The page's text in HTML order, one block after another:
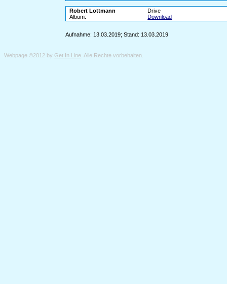
Robert Lottmann
Drive
Album:
Download
Aufnahme: 13.03.2019; Stand: 13.03.2019
Webpage ©2012 by Get In Line . Alle Rechte vorbehalten.